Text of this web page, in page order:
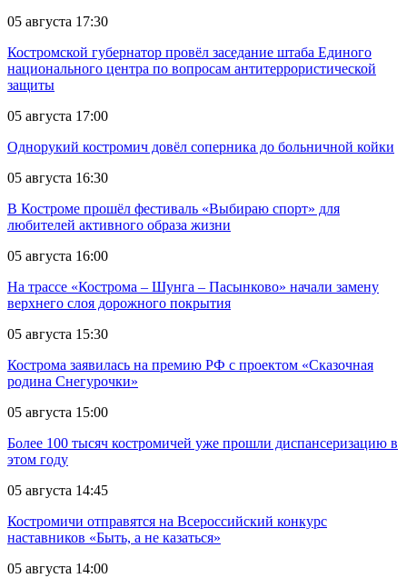
05 августа 17:30
Костромской губернатор провёл заседание штаба Единого
национального центра по вопросам антитеррористической
защиты
05 августа 17:00
Однорукий костромич довёл соперника до больничной койки
05 августа 16:30
В Костроме прошёл фестиваль «Выбираю спорт» для
любителей активного образа жизни
05 августа 16:00
На трассе «Кострома – Шунга – Пасынково» начали замену
верхнего слоя дорожного покрытия
05 августа 15:30
Кострома заявилась на премию РФ с проектом «Сказочная
родина Снегурочки»
05 августа 15:00
Более 100 тысяч костромичей уже прошли диспансеризацию в
этом году
05 августа 14:45
Костромичи отправятся на Всероссийский конкурс
наставников «Быть, а не казаться»
05 августа 14:00